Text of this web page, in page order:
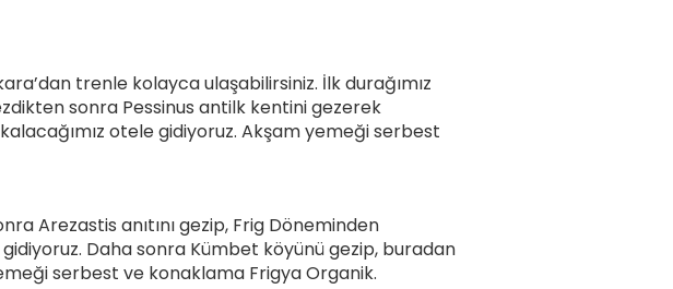
trenle kolayca ulaşabilirsiniz. İlk durağımız
sonra Pessinus antilk kentini gezerek
otele gidiyoruz. Akşam yemeği serbest
Arezastis anıtını gezip, Frig Döneminden
Daha sonra Kümbet köyünü gezip, buradan
serbest ve konaklama Frigya Organik.